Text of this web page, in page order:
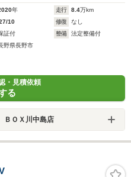
年 走行 8.4万km
10 修復
なし
証付 整備
法定整備付
野県長野市
・見積依頼
る
ＢＯＸ川中島店